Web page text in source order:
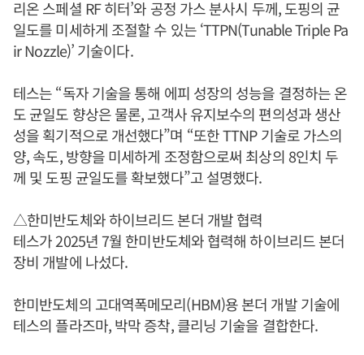
리온 스페셜 RF 히터’와 공정 가스 분사시 두께, 도핑의 균
일도를 미세하게 조절할 수 있는 ‘TTPN(Tunable Triple Pa
ir Nozzle)’ 기술이다.
테스는 “독자 기술을 통해 에피 성장의 성능을 결정하는 온
도 균일도 향상은 물론, 고객사 유지보수의 편의성과 생산
성을 획기적으로 개선했다”며 “또한 TTNP 기술로 가스의
양, 속도, 방향을 미세하게 조정함으로써 최상의 8인치 두
께 및 도핑 균일도를 확보했다”고 설명했다.
△한미반도체와 하이브리드 본더 개발 협력
테스가 2025년 7월 한미반도체와 협력해 하이브리드 본더
장비 개발에 나섰다.
한미반도체의 고대역폭메모리(HBM)용 본더 개발 기술에
테스의 플라즈마, 박막 증착, 클리닝 기술을 결합한다.